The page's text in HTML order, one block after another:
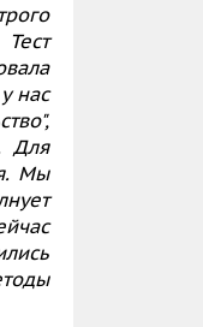
нас
Для
Мы